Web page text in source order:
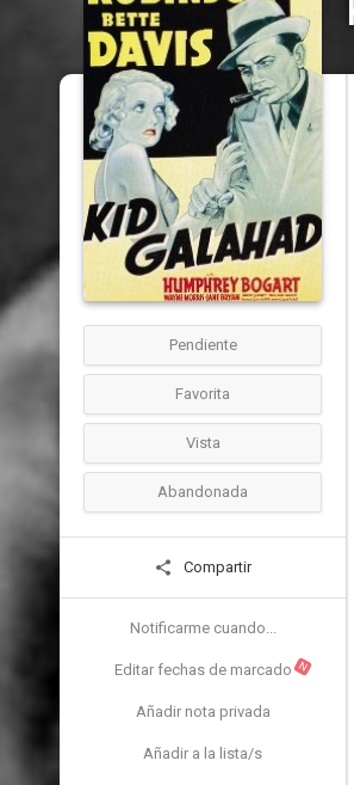
Pendiente
Favorita
Vista
Abandonada
Compartir
Notificarme cuando...
Editar fechas de marcado N
Añadir nota privada
Añadir a la lista/s